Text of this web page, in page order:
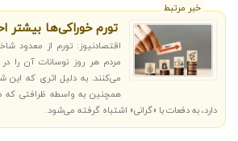
خبر مرتبط
تورم خوراکی‌ها
اقتصادنیوز: تورم از
مردم هر روز نوسانات آن را
می‌کنند. به دلیل اثری که این
همچنین به واسطه ظرافتی
دارد، به دفعات با «گرانی» اشتباه گرفته می‌شود.